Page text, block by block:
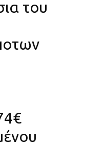
του